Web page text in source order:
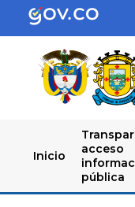
Inicio
acceso
pública